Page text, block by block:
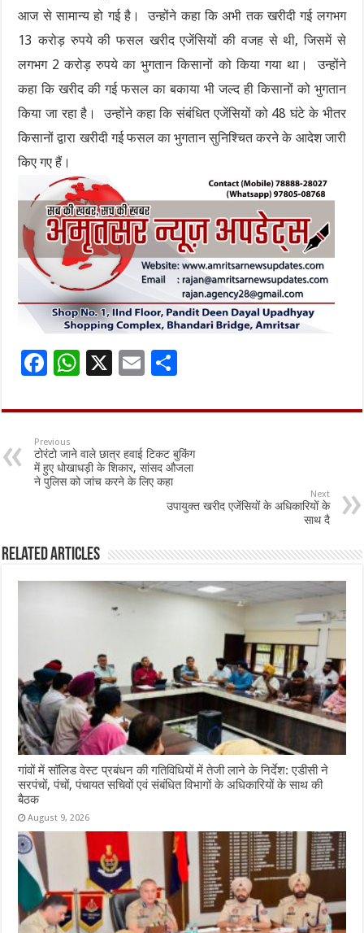
आज से सामान्य हो गई है। उन्होंने कहा कि अभी तक खरीदी गई लगभग
13 करोड़ रुपये की फसल खरीद एजेंसियों की वजह से थी, जिसमें से
लगभग 2 करोड़ रुपये का भुगतान किसानों को किया गया था। उन्होंने
कहा कि खरीद की गई फसल का बकाया भी जल्द ही किसानों को भुगतान
किया जा रहा है। उन्होंने कहा कि संबंधित एजेंसियों को 48 घंटे के भीतर
किसानों द्वारा खरीदी गई फसल का भुगतान सुनिश्चित करने के आदेश जारी
किए गए हैं।
F
e
b
o
o
W
at
sA
p
p
X
E
ai
l
ar
e
Previous
टोरंटो जाने वाले छात्र हवाई टिकट बुकिंग
में हुए धोखाधड़ी के शिकार, सांसद औजला
ने पुलिस को जांच करने के लिए कहा
Next
उपायुक्त खरीद एजेंसियों के अधिकारियों के
साथ दै
Related Articles
गांवों में सॉलिड वेस्ट प्रबंधन की गतिविधियों में तेजी लाने के निर्देश: एडीसी ने
सरपंचों, पंचों, पंचायत सचिवों एवं संबंधित विभागों के अधिकारियों के साथ की
बैठक
August 9, 2026